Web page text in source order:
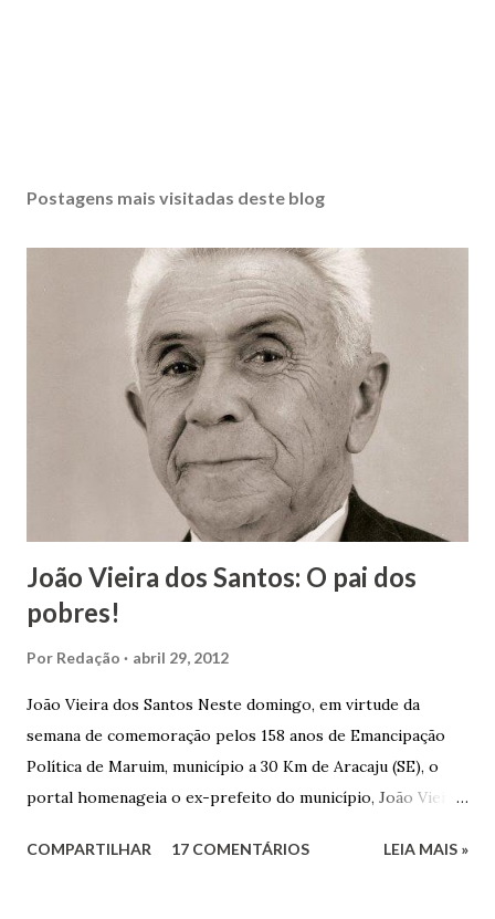
Postagens mais visitadas deste blog
João Vieira dos Santos: O pai dos
pobres!
Por Redação abril 29, 2012
João Vieira dos Santos Neste domingo, em virtude da
semana de comemoração pelos 158 anos de Emancipação
Política de Maruim, município a 30 Km de Aracaju (SE), o
portal homenageia o ex-prefeito do município, João Vieira
Vieira dos Santos e Arlinda Barroso dos Santos, nasceu em
COMPARTILHAR 17 COMENTÁRIOS LEIA MAIS »